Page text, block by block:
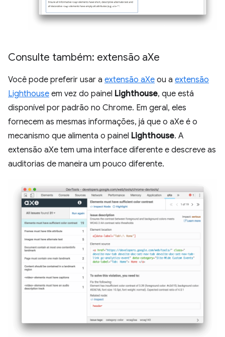
Consulte também: extensão aXe
Você pode preferir usar a extensão aXe ou a extensão
Lighthouse em vez do painel Lighthouse, que está
disponível por padrão no Chrome. Em geral, eles
fornecem as mesmas informações, já que o aXe é o
mecanismo que alimenta o painel Lighthouse. A
extensão aXe tem uma interface diferente e descreve as
auditorias de maneira um pouco diferente.